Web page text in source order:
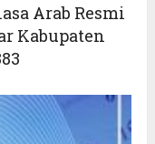
Arab Resmi
Kabupaten